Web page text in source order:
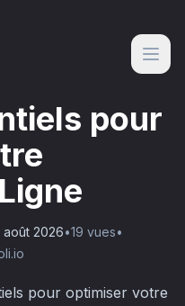
pour
août 2026•19 vues•
pour optimiser votre